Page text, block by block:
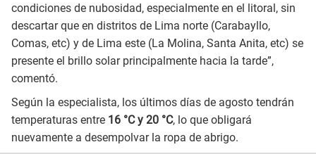
condiciones de nubosidad, especialmente en el litoral, sin
descartar que en distritos de Lima norte (Carabayllo,
Comas, etc) y de Lima este (La Molina, Santa Anita, etc) se
presente el brillo solar principalmente hacia la tarde”,
comentó.
Según la especialista, los últimos días de agosto tendrán
temperaturas entre 16 °C y 20 °C, lo que obligará
nuevamente a desempolvar la ropa de abrigo.